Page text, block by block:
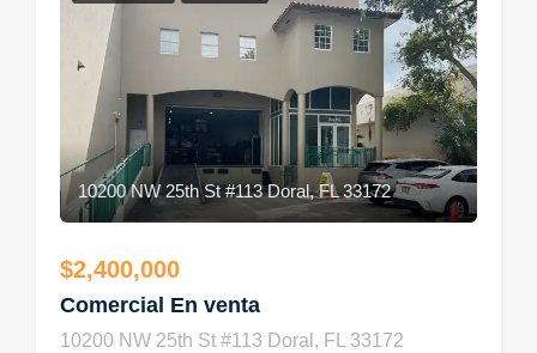
10200 NW 25th St #113 Doral, FL 33172
$2,400,000
Comercial En venta
10200 NW 25th St #113 Doral, FL 33172